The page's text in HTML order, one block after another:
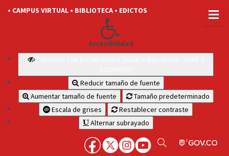
• CAMPUS VIRTUAL • BIBLIOTECA • EDICTOS
Accesibilidad
Reducir tamaño de fuente
Aumentar tamaño de fuente
Tamaño predeterminado
Escala de grises
Restablecer contraste
Alternar subrayado